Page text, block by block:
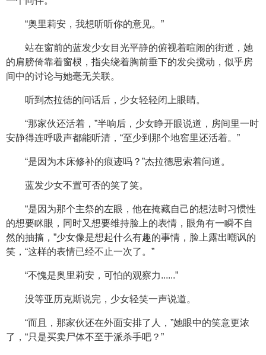
“奥里莉安，我想听听你的意见。”
站在窗前的蓝发少女目光平静的俯视着喧闹的街道，她
的肩膀倚靠着窗棂，指尖绕着胸前垂下的发尖搅动，似乎房
间中的讨论与她毫无关联。
听到杰拉德的问话后，少女轻轻闭上眼睛。
“那家伙还活着，”半响后，少女睁开眼说道，房间里一时
安静得连呼吸声都能听清，“至少到那个地窖里还活着。”
“是因为木床修补的痕迹吗？”杰拉德思索着问道。
蓝发少女不置可否的笑了笑。
“是因为那个主祭的左眼，他在掩藏自己的想法时习惯性
的想要眯眼，同时又想要维持脸上的表情，眼角有一瞬不自
然的抽搐，”少女像是想起什么有趣的事情，脸上露出嘲讽的
笑，“这样的表情已经不止一次了。”
“不愧是奥里莉安，可怕的观察力......”
没等亚历克斯说完，少女轻笑一声说道。
“而且，那家伙还在外面安排了人，”她眼中的笑意更浓
了，“只是买卖尸体不至于派杀手吧？”